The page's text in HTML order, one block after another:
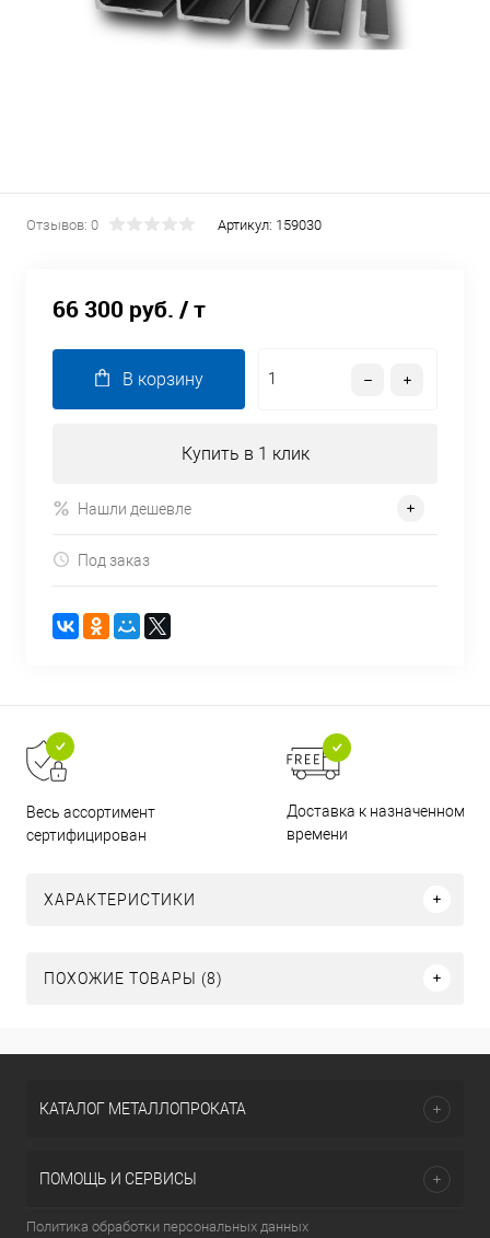
Отзывов: 0 Артикул: 159030
66 300 руб. / т
В корзину
Купить в 1 клик
Нашли дешевле
Под заказ
Весь ассортимент
сертифицирован
Доставка к назначенному
времени
ХАРАКТЕРИСТИКИ
ПОХОЖИЕ ТОВАРЫ (8)
КАТАЛОГ МЕТАЛЛОПРОКАТА
ПОМОЩЬ И СЕРВИСЫ
Политика обработки персональных данных